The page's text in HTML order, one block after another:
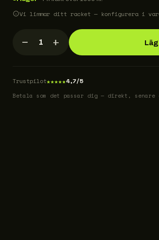
Vi limmar ditt racket — konfigurera i
− 1 +
Trustpilot★★★★★4,7/5
Betala som det passar dig — direkt,